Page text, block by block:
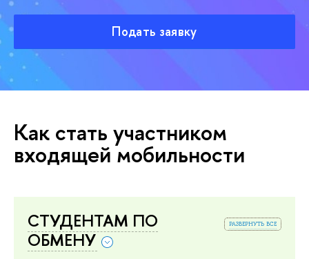
Подать заявку
Как стать участником
входящей мобильности
развернуть все
СТУДЕНТАМ ПО
ОБМЕНУ